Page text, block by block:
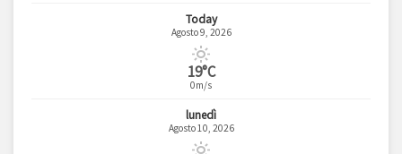
Today
Agosto 9, 2026
19°C
0m/s
lunedì
Agosto 10, 2026